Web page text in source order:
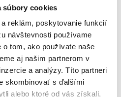
súbory cookies
reklám, poskytovanie funkcií
návštevnosti používame
tom, ako používate naše
aj našim partnerom v
a analýzy. Títo partneri
skombinovať s ďalšími
alebo ktoré od vás získali,